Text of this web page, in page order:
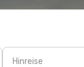
Hinreise